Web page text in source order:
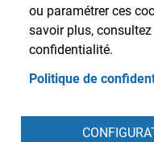
ou paramétrer ces
savoir plus,
confidentialité.
Politique de
Pied de pagePlan du site